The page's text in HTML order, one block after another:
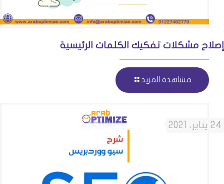
إصلاح مشكلات تفكيك الكلمات الرئيسية
مشاهدة المزيد
24 يناير، 2021